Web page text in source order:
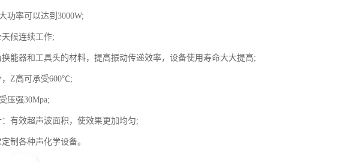
功率可以达到3000W;
候连续工作;
能器和工具头的材料，提高振动传递效率，设备使用寿命大大提高;
，Z高可承受600℃;
压强30Mpa;
有效超声波面积，使效果更加均匀;
制各种声化学设备。